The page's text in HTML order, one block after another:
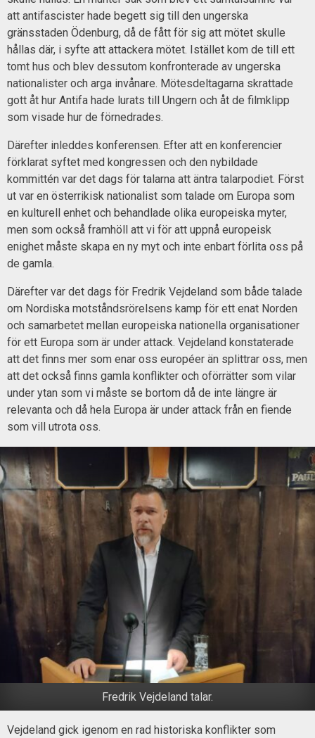
att antifascister hade begett sig till den ungerska
gränsstaden Ödenburg, då de fått för sig att mötet skulle
hållas där, i syfte att attackera mötet. Istället kom de till ett
tomt hus och blev dessutom konfronterade av ungerska
nationalister och arga invånare. Mötesdeltagarna skrattade
gott åt hur Antifa hade lurats till Ungern och åt de filmklipp
som visade hur de förnedrades.
Därefter inleddes konferensen. Efter att en konferencier
förklarat syftet med kongressen och den nybildade
kommittén var det dags för talarna att äntra talarpodiet. Först
ut var en österrikisk nationalist som talade om Europa som
en kulturell enhet och behandlade olika europeiska myter,
men som också framhöll att vi för att uppnå europeisk
enighet måste skapa en ny myt och inte enbart förlita oss på
de gamla.
Därefter var det dags för Fredrik Vejdeland som både talade
om Nordiska motståndsrörelsens kamp för ett enat Norden
och samarbetet mellan europeiska nationella organisationer
för ett Europa som är under attack. Vejdeland konstaterade
att det finns mer som enar oss européer än splittrar oss, men
att det också finns gamla konflikter och oförrätter som vilar
under ytan som vi måste se bortom då de inte längre är
relevanta och då hela Europa är under attack från en fiende
som vill utrota oss.
Fredrik Vejdeland talar.
Vejdeland gick igenom en rad historiska konflikter som